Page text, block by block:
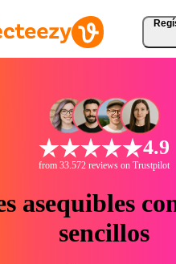
4.9
from 33.572 reviews on Trustpilot
asequibles
sencillos